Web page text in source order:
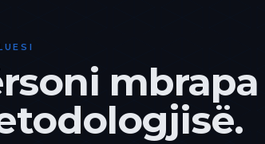
mbrapa